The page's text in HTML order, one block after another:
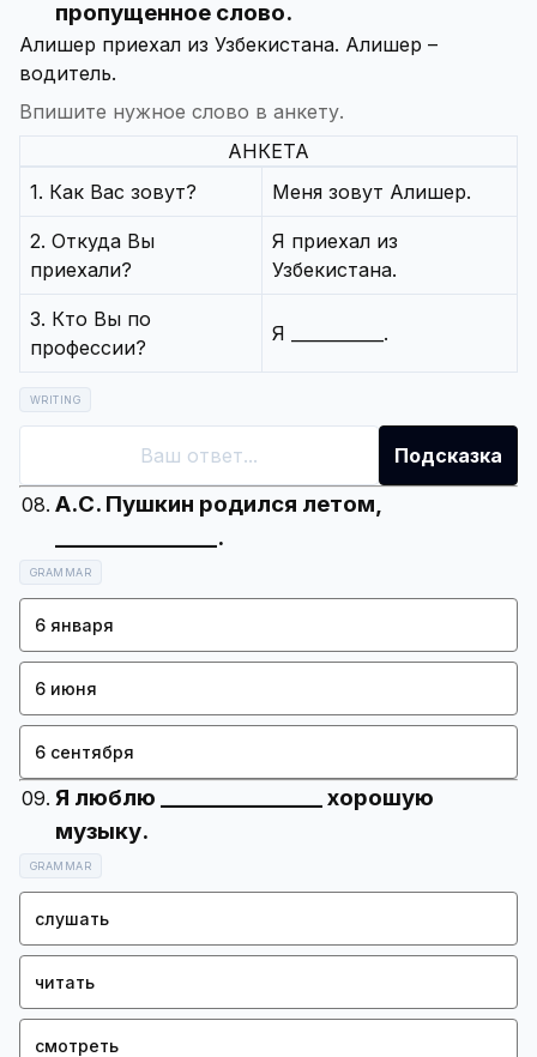
пропущенное слово.
Алишер приехал из Узбекистана. Алишер –
Впишите нужное слово в анкету.
АНКЕТА
1. Как Вас зовут?
Меня зовут Алишер.
2. Откуда Вы
приехали?
Я приехал из
Узбекистана.
3. Кто Вы по
профессии?
Я ___________.
WRITING
Подсказка
А.С. Пушкин родился летом,
GRAMMAR
6 января
6 июня
6 сентября
Я люблю _______________ хорошую
GRAMMAR
слушать
читать
смотреть